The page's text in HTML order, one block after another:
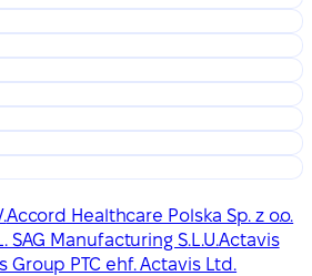
Accord Healthcare Polska Sp. z o.o.
SAG Manufacturing S.L.U.Actavis
Group PTC ehf. Actavis Ltd.